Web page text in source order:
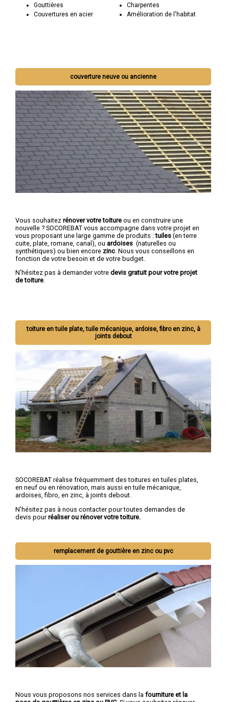
Gouttières
Couvertures en acier
Charpentes
Amélioration de l'habitat
couverture neuve ou ancienne
Vous souhaitez rénover votre toiture ou en construire une
nouvelle ? SOCOREBAT vous accompagne dans votre projet en
vous proposant une large gamme de produits :tuiles (en terre
cuite, plate, romane, canal), ou ardoises (naturelles ou
synthétiques) ou bien encore zinc . Nous vous conseillons en
fonction de votre besoin et de votre budget.
N'hésitez pas à demander votre devis gratuit pour votre projet
de toiture.
toiture en tuile plate, tuile mécanique, ardoise, fibro en zinc, à
joints debout
SOCOREBAT réalise fréquemment des toitures en tuiles plates,
en neuf ou en rénovation, mais aussi en tuile mécanique,
ardoises, fibro, en zinc, à joints debout.
N'hésitez pas à nous contacter pour toutes demandes de
devis pourréaliser ou rénover votre toiture.
remplacement de gouttière en zinc ou pvc
Nous vous proposons nos services dans la fourniture et la